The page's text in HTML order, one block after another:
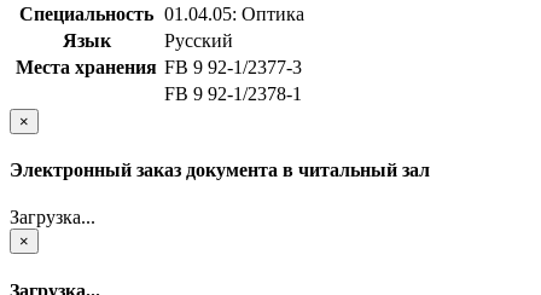
Специальность 01.04.05: Оптика
Язык
Русский
Места хранения FB 9 92-1/2377-3
FB 9 92-1/2378-1
×
Электронный заказ документа в читальный зал
Загрузка...
×
Загрузка...